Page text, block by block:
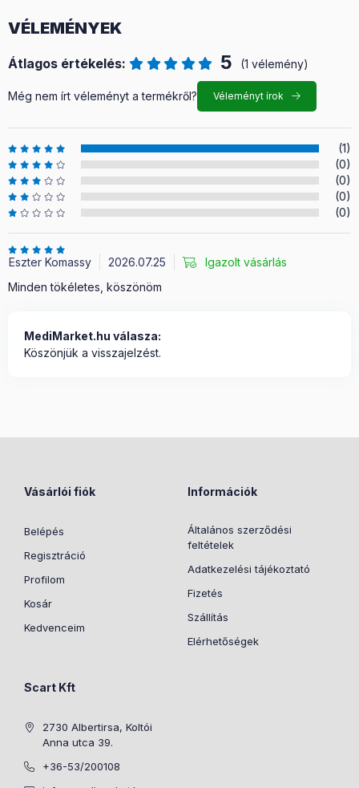
VÉLEMÉNYEK
Átlagos értékelés: 5 (1 vélemény)
Még nem írt véleményt a termékről? Véleményt írok
(1)
(0)
(0)
(0)
(0)
Eszter Komassy 2026.07.25
Igazolt vásárlás
Minden tökéletes, köszönöm
MediMarket.hu válasza:
Köszönjük a visszajelzést.
Vásárlói fiók
Belépés
Regisztráció
Profilom
Kosár
Kedvenceim
Információk
Általános szerződési
feltételek
Adatkezelési tájékoztató
Fizetés
Szállítás
Elérhetőségek
Scart Kft
2730 Albertirsa, Koltói
Anna utca 39.
+36-53/200108